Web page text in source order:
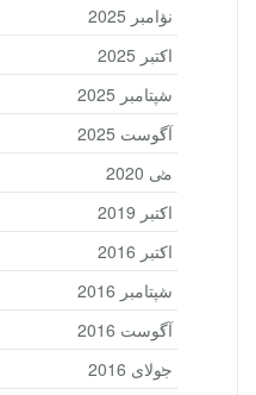
نوامبر 2025
اکتبر 2025
سپتامبر 2025
آگوست 2025
می 2020
اکتبر 2019
اکتبر 2016
سپتامبر 2016
آگوست 2016
جولای 2016